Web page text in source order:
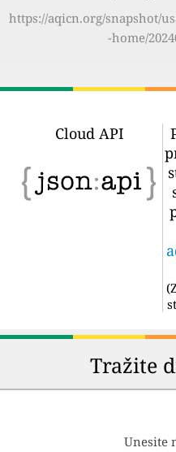
https://aqicn.org/snapshot/
-home/
Cloud API
(
Tražite
Unesite